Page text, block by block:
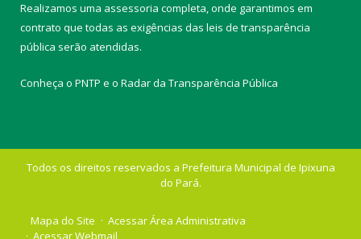
Realizamos uma assessoria completa, onde garantimos em
contrato que todas as exigências das leis de transparência
pública serão atendidas.
Conheça o PNTP e o Radar da Transparência Pública
Todos os direitos reservados a Prefeitura Municipal de Ipixuna
do Pará.
Mapa do Site
Acessar Área Administrativa
Acessar Webmail